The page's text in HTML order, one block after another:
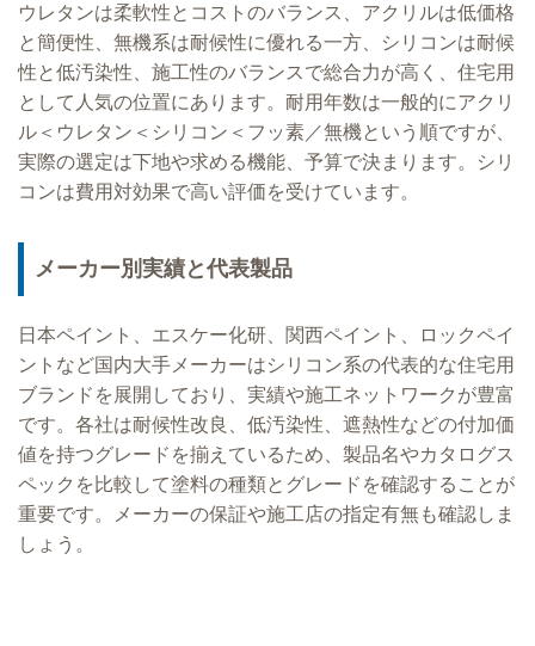
ウレタンは柔軟性とコストのバランス、アクリルは低価格
と簡便性、無機系は耐候性に優れる一方、シリコンは耐候
性と低汚染性、施工性のバランスで総合力が高く、住宅用
として人気の位置にあります。耐用年数は一般的にアクリ
ル＜ウレタン＜シリコン＜フッ素／無機という順ですが、
実際の選定は下地や求める機能、予算で決まります。シリ
コンは費用対効果で高い評価を受けています。
メーカー別実績と代表製品
日本ペイント、エスケー化研、関西ペイント、ロックペイ
ントなど国内大手メーカーはシリコン系の代表的な住宅用
ブランドを展開しており、実績や施工ネットワークが豊富
です。各社は耐候性改良、低汚染性、遮熱性などの付加価
値を持つグレードを揃えているため、製品名やカタログス
ペックを比較して塗料の種類とグレードを確認することが
重要です。メーカーの保証や施工店の指定有無も確認しま
しょう。